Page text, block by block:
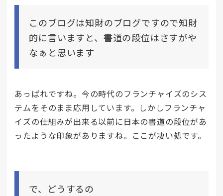
このブログは知財のブログですので知財
的に言いますと、書道の段位はさすがや
なぁと思います
あっぱれですね。今の時代のフランチャイズのシス
テムをそのまま応用しています。しかしフランチャ
イズの仕組みが出来る以前に日本の書道の段位があ
ったような印象がありますね。ここが凄い処です。
で、どうするの